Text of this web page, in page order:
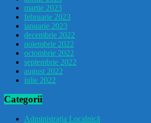
martie 2023
februarie 2023
ianuarie 2023
decembrie 2022
noiembrie 2022
octombrie 2022
septembrie 2022
august 2022
iulie 2022
Categorii
Administrația Localnică